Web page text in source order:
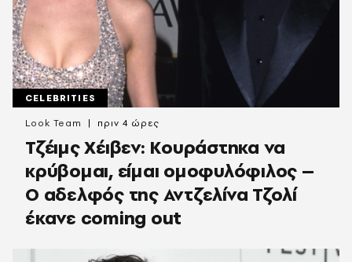
CELEBRITIES
Τζέιμς Χέιβεν: Κουράστηκα να
κρύβομαι, είμαι ομοφυλόφιλος –
Ο αδελφός της Αντζελίνα Τζολί
έκανε coming out
Look Team πριν 4 ώρες